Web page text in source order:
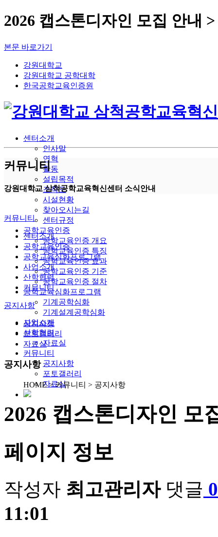
2026 캡스톤디자인 모집 안내
본문 바로가기
강원대학교
강원대학교 공학대학
한국공학교육인증원
센터소개
인사말
연혁
활동
설립목적
조직도
시설현황
찾아오시는길
센터규정
공학교육인증
공학교육인증 개요
공학교육인증 특징
공학교육인증 효과
공학교육인증 기준
공학교육인증 절차
공학교육심화프로그램
기계공학심화
기계설계공학심화
사업소개
산학협력
자료실
커뮤니티
공지사항
포토갤러리
자료실
커뮤니티
강원대학교 삼척공학교육혁신센터 소식안내
커뮤니티
센터소개
공학교육인증
공학교육심화프로그램
사업소개
산학협력
커뮤니티
공지사항
공지사항
포토갤러리
자료실
공지사항
HOME > 커뮤니티 > 공지사항
2026 캡스톤디자인 모
페이지 정보
작성자 최고관리자 댓글
11:01